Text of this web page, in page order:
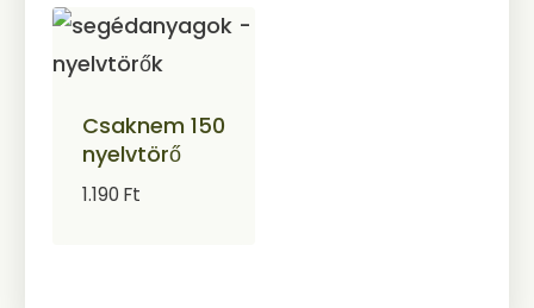
Csaknem 150
nyelvtörő
1.190 Ft